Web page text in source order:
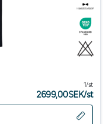
1/st
2699,00SEK/st